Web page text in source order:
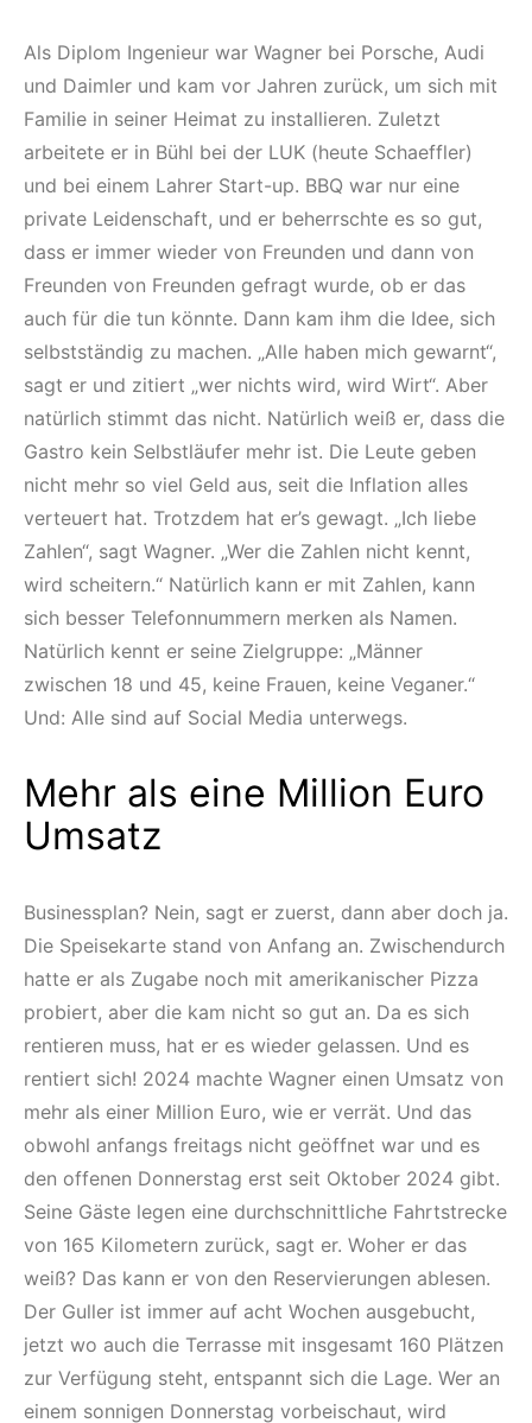
Als Diplom Ingenieur war Wagner bei Porsche, Audi
und Daimler und kam vor Jahren zurück, um sich mit
Familie in seiner Heimat zu installieren. Zuletzt
arbeitete er in Bühl bei der LUK (heute Schaeffler)
und bei einem Lahrer Start-up. BBQ war nur eine
private Leidenschaft, und er beherrschte es so gut,
dass er immer wieder von Freunden und dann von
Freunden von Freunden gefragt wurde, ob er das
auch für die tun könnte. Dann kam ihm die Idee, sich
selbstständig zu machen. „Alle haben mich gewarnt“,
sagt er und zitiert „wer nichts wird, wird Wirt“. Aber
natürlich stimmt das nicht. Natürlich weiß er, dass die
Gastro kein Selbstläufer mehr ist. Die Leute geben
nicht mehr so viel Geld aus, seit die Inflation alles
verteuert hat. Trotzdem hat er’s gewagt. „Ich liebe
Zahlen“, sagt Wagner. „Wer die Zahlen nicht kennt,
wird scheitern.“ Natürlich kann er mit Zahlen, kann
sich besser Telefonnummern merken als Namen.
Natürlich kennt er seine Zielgruppe: „Männer
zwischen 18 und 45, keine Frauen, keine Veganer.“
Und: Alle sind auf Social Media unterwegs.
Mehr als eine Million Euro
Umsatz
Businessplan? Nein, sagt er zuerst, dann aber doch ja.
Die Speisekarte stand von Anfang an. Zwischendurch
hatte er als Zugabe noch mit amerikanischer Pizza
probiert, aber die kam nicht so gut an. Da es sich
rentieren muss, hat er es wieder gelassen. Und es
rentiert sich! 2024 machte Wagner einen Umsatz von
mehr als einer Million Euro, wie er verrät. Und das
obwohl anfangs freitags nicht geöffnet war und es
den offenen Donnerstag erst seit Oktober 2024 gibt.
Seine Gäste legen eine durchschnittliche Fahrtstrecke
von 165 Kilometern zurück, sagt er. Woher er das
weiß? Das kann er von den Reservierungen ablesen.
Der Guller ist immer auf acht Wochen ausgebucht,
jetzt wo auch die Terrasse mit insgesamt 160 Plätzen
zur Verfügung steht, entspannt sich die Lage. Wer an
einem sonnigen Donnerstag vorbeischaut, wird